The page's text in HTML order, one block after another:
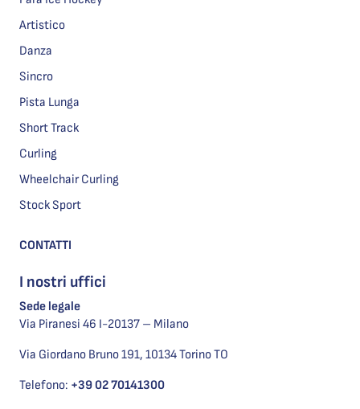
Artistico
Danza
Sincro
Pista Lunga
Short Track
Curling
Wheelchair Curling
Stock Sport
CONTATTI
I nostri uffici
Sede legale
Via Piranesi 46 I-20137 – Milano
Via Giordano Bruno 191, 10134 Torino TO
Telefono: +39 02 70141300